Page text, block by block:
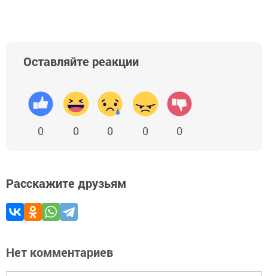
Оставляйте реакции
0 0 0 0 0
Расскажите друзьям
Нет комментариев